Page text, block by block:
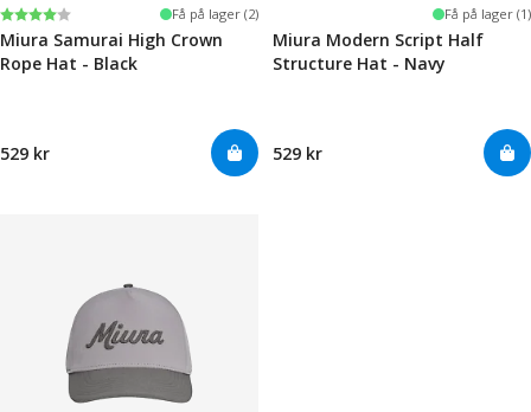
Karakter:
4.0 av 5 mulige Få på lager (2)
Miura Samurai High Crown
Rope Hat - Black
529 kr
Få på lager (1)
Miura Modern Script Half
Structure Hat - Navy
529 kr